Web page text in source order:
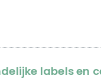
labels en